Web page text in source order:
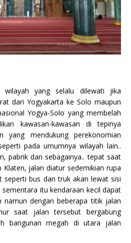
wilayah yang selalu dilewati jika
dari Yogyakarta ke Solo maupun
Yogya-Solo yang membelah
kawasan-kawasan di tepinya
yang mendukung perekonomian
pada umumnya wilayah lain..
pabrik dan sebagainya.. tepat saat
jalan diatur sedemikian rupa
seperti bus dan truk akan lewat sisi
itu kendaraan kecil dapat
namun dengan beberapa titik jalan
saat jalan tersebut bergabung
bangunan megah di utara jalan